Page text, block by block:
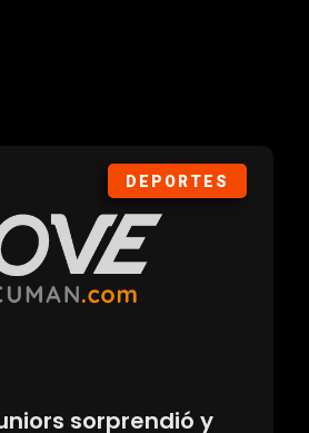
DEPORTES
sorprendió y